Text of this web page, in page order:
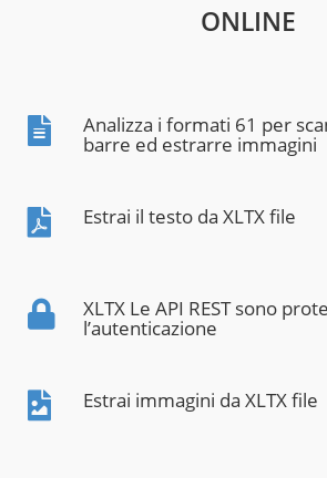
ONLINE
Analizza i formati 61 per
barre ed estrarre immagini
Estrai il testo da XLTX file
XLTX Le API REST sono
l’autenticazione
Estrai immagini da XLTX file